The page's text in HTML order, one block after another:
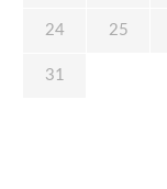
24 25
31